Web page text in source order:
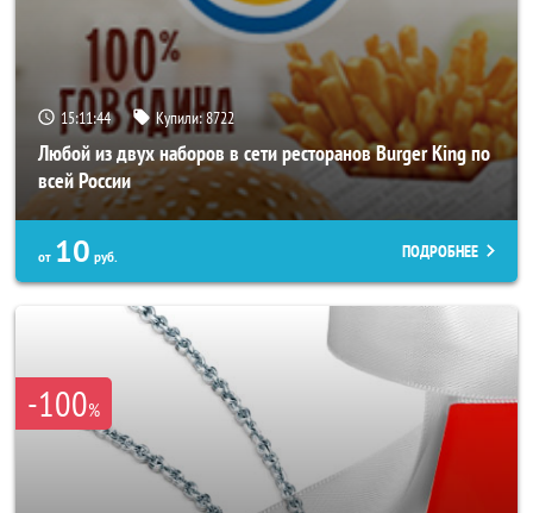
15:11:40 Купили:8722
Любой из двух наборов в сети ресторанов Burger King по
всей России
от 10 руб. ПОДРОБНЕЕ
-100%